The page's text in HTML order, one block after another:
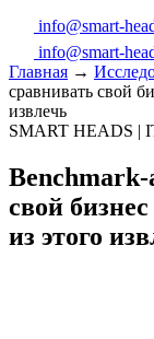
info@smart-
info@smart-
Главная →
сравнивать свой
извлечь
SMART HEADS |
Benchmark-
свой
из этого